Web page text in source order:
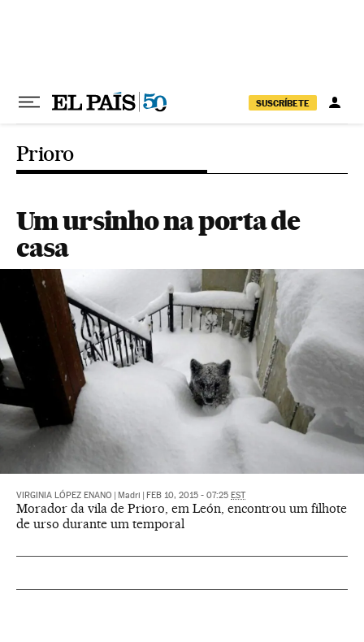
SUSCRÍBETE
Prioro
Um ursinho na porta de
casa
VIRGINIA LÓPEZ ENANO Madri FEB 10, 2015 - 07:25 EST
Morador da vila de Prioro, em León, encontrou um filhote
de urso durante um temporal